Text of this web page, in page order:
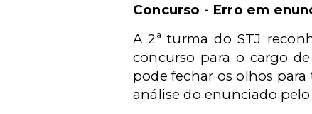
Concurso - Erro em
A 2ª turma do STJ
concurso para o cargo
pode fechar os olhos
análise do enunciado